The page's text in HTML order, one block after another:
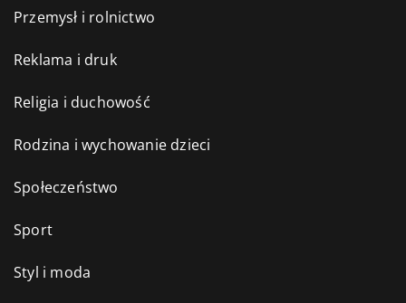
Przemysł i rolnictwo
Reklama i druk
Religia i duchowość
Rodzina i wychowanie dzieci
Społeczeństwo
Sport
Styl i moda